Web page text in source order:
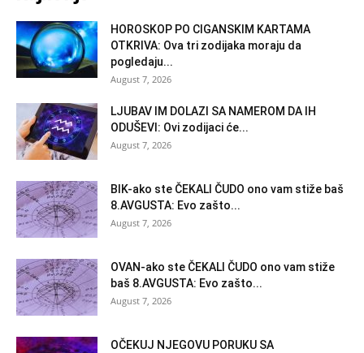
HOROSKOP PO CIGANSKIM KARTAMA
OTKRIVA: Ova tri zodijaka moraju da
pogledaju...
August 7, 2026
LJUBAV IM DOLAZI SA NAMEROM DA IH
ODUŠEVI: Ovi zodijaci će...
August 7, 2026
BIK-ako ste ČEKALI ČUDO ono vam stiže baš
8.AVGUSTA: Evo zašto...
August 7, 2026
OVAN-ako ste ČEKALI ČUDO ono vam stiže
baš 8.AVGUSTA: Evo zašto...
August 7, 2026
OČEKUJ NJEGOVU PORUKU SA